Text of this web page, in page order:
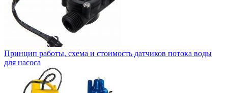
Принцип работы, схема и стоимость датчиков потока воды
для насоса